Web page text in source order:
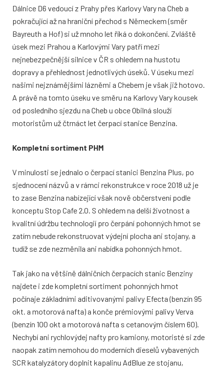
Dálnice D6 vedoucí z Prahy přes Karlovy Vary na Cheb a
pokračující až na hraniční přechod s Německem (směr
Bayreuth a Hof) si už mnoho let říká o dokončení. Zvláště
úsek mezi Prahou a Karlovými Vary patří mezi
nejnebezpečnější silnice v ČR s ohledem na hustotu
dopravy a přehlednost jednotlivých úseků. V úseku mezi
našimi nejznámějšími lázněmi a Chebem je však již hotovo.
A právě na tomto úseku ve směru na Karlovy Vary kousek
od posledního sjezdu na Cheb u obce Obilná slouží
motoristům už čtrnáct let čerpací stanice Benzina.
Kompletní sortiment PHM
V minulosti se jednalo o čerpací stanici Benzina Plus, po
sjednocení názvů a v rámci rekonstrukce v roce 2018 už je
to zase Benzina nabízející však nově občerstvení podle
konceptu Stop Cafe 2.0. S ohledem na delší životnost a
kvalitní údržbu technologií pro čerpání pohonných hmot se
zatím nebude rekonstruovat výdejní plocha ani stojany, a
tudíž se zde nezměnila ani nabídka pohonných hmot.
Tak jako na většině dálničních čerpacích stanic Benziny
najdete i zde kompletní sortiment pohonných hmot
počínaje základními aditivovanými palivy Efecta (benzín 95
okt. a motorová nafta) a konče prémiovými palivy Verva
(benzín 100 okt a motorová nafta s cetanovým číslem 60).
Nechybí ani rychlovýdej nafty pro kamiony, motoristé si zde
naopak zatím nemohou do moderních dieselů vybavených
SCR katalyzátory doplnit kapalinu AdBlue ze stojanu,